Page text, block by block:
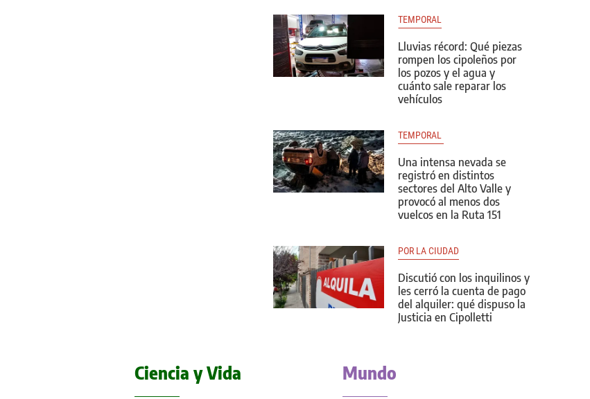
TEMPORAL
Lluvias récord: Qué piezas
rompen los cipoleños por
los pozos y el agua y
cuánto sale reparar los
vehículos
TEMPORAL
Una intensa nevada se
registró en distintos
sectores del Alto Valle y
provocó al menos dos
vuelcos en la Ruta 151
POR LA CIUDAD
Discutió con los inquilinos y
les cerró la cuenta de pago
del alquiler: qué dispuso la
Justicia en Cipolletti
Ciencia y Vida Mundo